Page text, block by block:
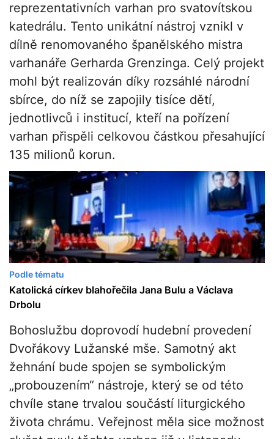
reprezentativních varhan pro svatovítskou
katedrálu. Tento unikátní nástroj vznikl v
dílně renomovaného španělského mistra
varhanáře Gerharda Grenzinga. Celý projekt
mohl být realizován díky rozsáhlé národní
sbírce, do níž se zapojily tisíce dětí,
jednotlivců i institucí, kteří na pořízení
varhan přispěli celkovou částkou přesahující
135 milionů korun.
Podle tématu
Katolická církev blahořečila Jana Bulu a Václava
Drbolu
Bohoslužbu doprovodí hudební provedení
Dvořákovy Lužanské mše. Samotný akt
žehnání bude spojen se symbolickým
„probouzením“ nástroje, který se od této
chvíle stane trvalou součástí liturgického
života chrámu. Veřejnost měla sice možnost